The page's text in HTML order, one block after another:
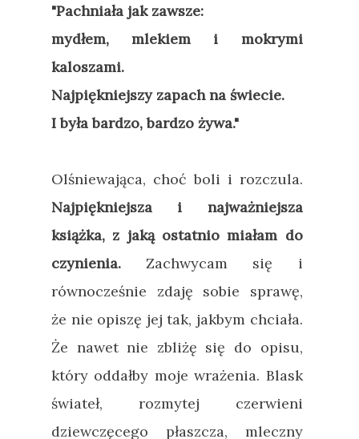
"Pachniała jak zawsze:
mydłem, mlekiem i mokrymi
kaloszami.
Najpiękniejszy zapach na świecie.
I była bardzo, bardzo żywa."
Olśniewająca, choć boli i rozczula.
Najpiękniejsza i najważniejsza
książka, z jaką ostatnio miałam do
czynienia.Zachwycam się i
równocześnie zdaję sobie sprawę,
że nie opiszę jej tak, jakbym chciała.
Że nawet nie zbliżę się do opisu,
który oddałby moje wrażenia. Blask
świateł, rozmytej czerwieni
dziewczęcego płaszcza, mleczny